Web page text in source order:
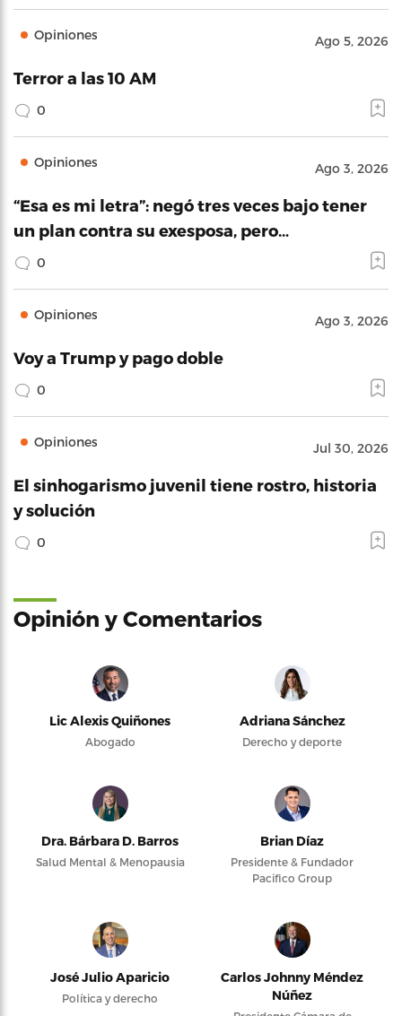
Opiniones Ago 5, 2026
Terror a las 10 AM
0
Opiniones Ago 3, 2026
“Esa es mi letra”: negó tres veces bajo tener
un plan contra su exesposa, pero…
0
Opiniones Ago 3, 2026
Voy a Trump y pago doble
0
Opiniones Jul 30, 2026
El sinhogarismo juvenil tiene rostro, historia
y solución
0
Opinión y Comentarios
Lic Alexis Quiñones
Abogado
Adriana Sánchez
Derecho y deporte
Dra. Bárbara D. Barros
Salud Mental & Menopausia
Brian Díaz
Presidente & Fundador
Pacifico Group
José Julio Aparicio
Política y derecho
Carlos Johnny Méndez
Núñez